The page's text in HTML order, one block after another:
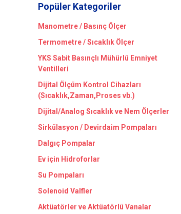
Popüler Kategoriler
Manometre / Basınç Ölçer
Termometre / Sıcaklık Ölçer
YKS Sabit Basınçlı Mühürlü Emniyet
Ventilleri
Dijital Ölçüm Kontrol Cihazları
(Sıcaklık,Zaman,Proses vb.)
Dijital/Analog Sıcaklık ve Nem Ölçerler
Sirkülasyon / Devirdaim Pompaları
Dalgıç Pompalar
Ev için Hidroforlar
Su Pompaları
Solenoid Valfler
Aktüatörler ve Aktüatörlü Vanalar